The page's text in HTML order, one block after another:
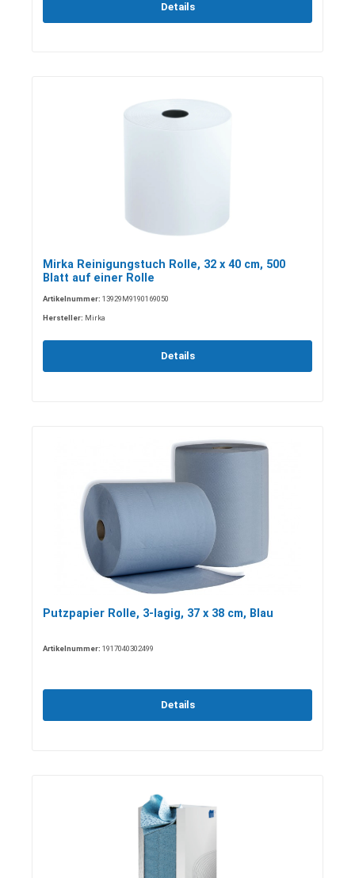
Details
Mirka Reinigungstuch Rolle, 32 x 40 cm, 500
Blatt auf einer Rolle
Artikelnummer: 13929M9190169050
Hersteller: Mirka
Details
Putzpapier Rolle, 3-lagig, 37 x 38 cm, Blau
Artikelnummer: 1917040302499
Details